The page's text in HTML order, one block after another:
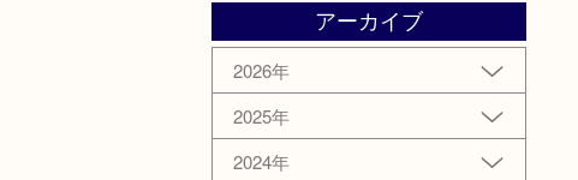
アーカイブ
2026年
2025年
2024年